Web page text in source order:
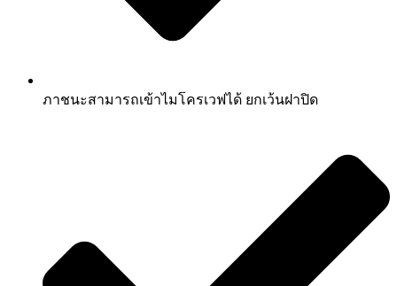
ภาชนะสามารถเข้าไมโครเวฟได้ ยกเว้นฝาปิด